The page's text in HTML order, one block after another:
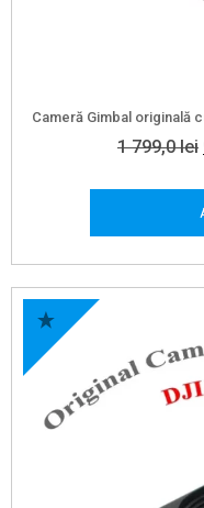
Cameră Gimbal originală
1 799,0lei